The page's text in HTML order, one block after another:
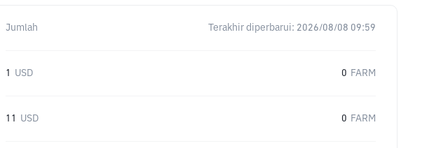
Jumlah Terakhir diperbarui: 2026/08/08 09:59
1 USD 0 FARM
11 USD 0 FARM